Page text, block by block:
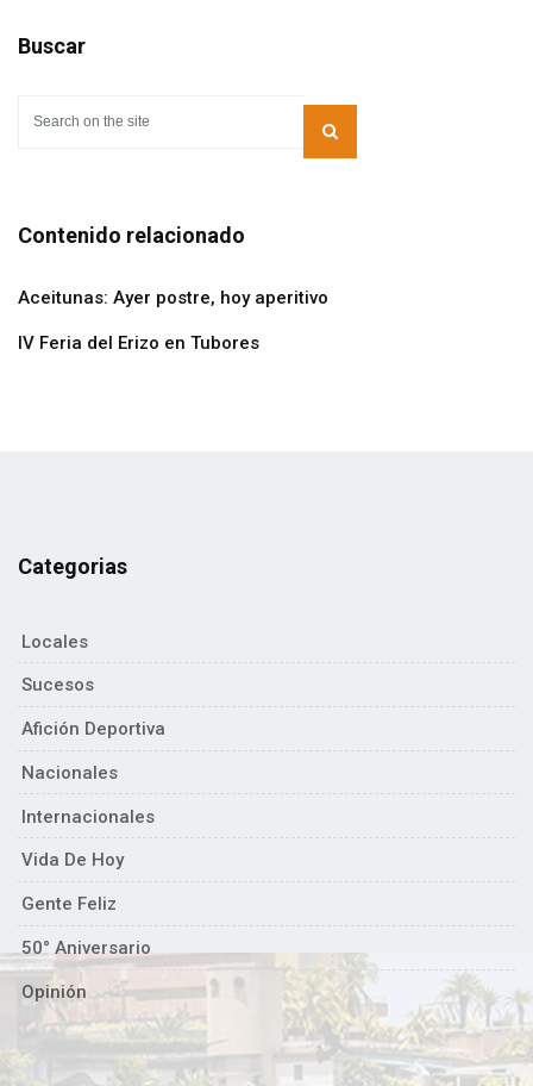
Buscar
Contenido relacionado
Aceitunas: Ayer postre, hoy aperitivo
IV Feria del Erizo en Tubores
Categorias
Locales
Sucesos
Afición Deportiva
Nacionales
Internacionales
Vida De Hoy
Gente Feliz
50° Aniversario
Opinión